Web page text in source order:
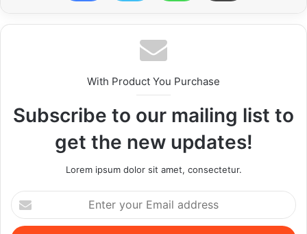
With Product You Purchase
Subscribe to our mailing list to
get the new updates!
Lorem ipsum dolor sit amet, consectetur.
Enter
your
Email